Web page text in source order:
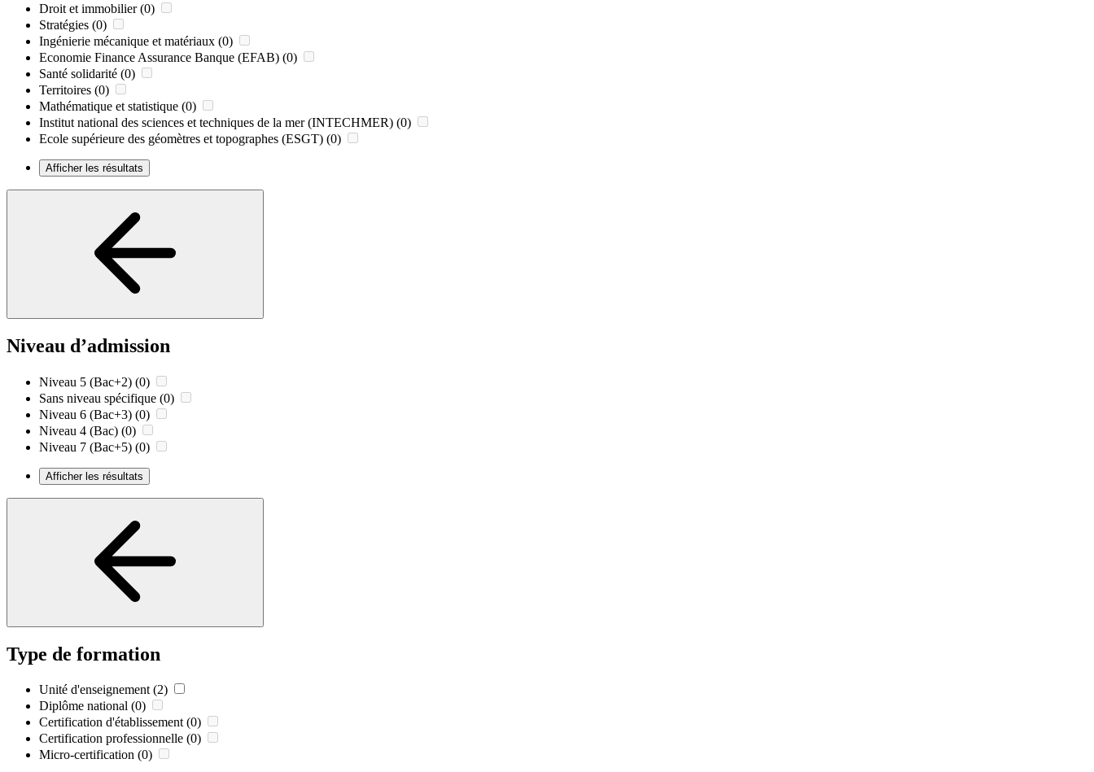
Droit et immobilier (0)
Stratégies (0)
Ingénierie mécanique et matériaux (0)
Economie Finance Assurance Banque (EFAB) (0)
Santé solidarité (0)
Territoires (0)
Mathématique et statistique (0)
Institut national des sciences et techniques de la mer (INTECHMER) (0)
Ecole supérieure des géomètres et topographes (ESGT) (0)
Afficher les résultats
Niveau d’admission
Niveau 5 (Bac+2) (0)
Sans niveau spécifique (0)
Niveau 6 (Bac+3) (0)
Niveau 4 (Bac) (0)
Niveau 7 (Bac+5) (0)
Afficher les résultats
Type de formation
Unité d'enseignement (2)
Diplôme national (0)
Certification d'établissement (0)
Certification professionnelle (0)
Micro-certification (0)